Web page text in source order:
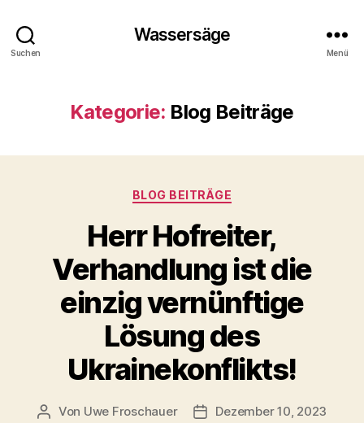
Suchen
Wassersäge
Menü
Kategorie: Blog Beiträge
Kategorien
BLOG BEITRÄGE
Herr Hofreiter,
Verhandlung ist die
einzig vernünftige
Lösung des
Ukrainekonflikts!
Beitragsautor
Von Uwe Froschauer Beitragsdatum
Dezember 10, 2023